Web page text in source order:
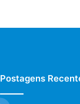
Postagens